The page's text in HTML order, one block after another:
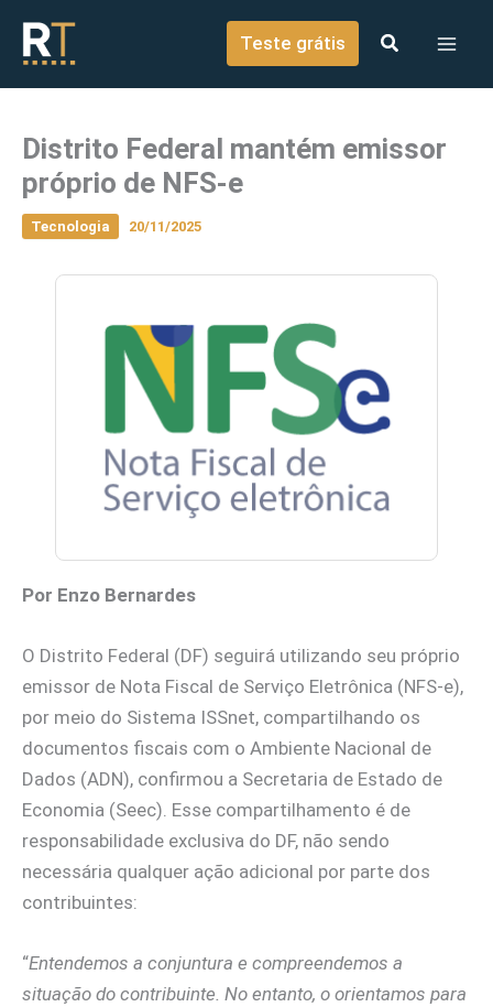
conteúdo
Teste grátis
Distrito Federal mantém emissor
próprio de NFS-e
Tecnologia 20/11/2025
Por Enzo Bernardes
O Distrito Federal (DF) seguirá utilizando seu próprio
emissor de Nota Fiscal de Serviço Eletrônica (NFS-e),
por meio do Sistema ISSnet, compartilhando os
documentos fiscais com o Ambiente Nacional de
Dados (ADN), confirmou a Secretaria de Estado de
Economia (Seec). Esse compartilhamento é de
responsabilidade exclusiva do DF, não sendo
necessária qualquer ação adicional por parte dos
contribuintes:
“Entendemos a conjuntura e compreendemos a
situação do contribuinte. No entanto, o orientamos para